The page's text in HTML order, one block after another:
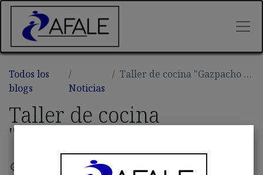
Todos los
blogs
Noticias
Taller de cocina "Gazpacho andaluz"
Taller de cocina
"Gazpacho andaluz"
28 febrero, 2025por Admin Afale